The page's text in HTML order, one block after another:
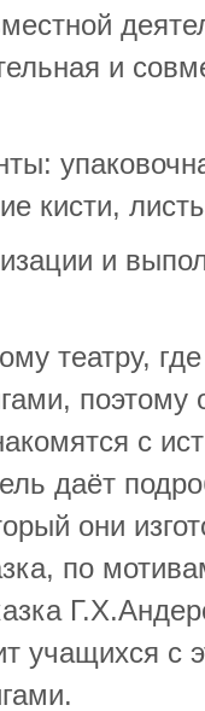
и
кисти,
и
театру,
поэтому
с
даёт
они
по
учащихся с